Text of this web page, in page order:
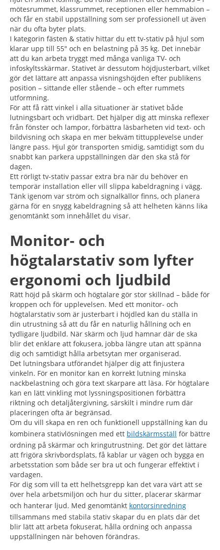
mötesrummet, klassrummet, receptionen eller hemmabion –
och får en stabil uppställning som ser professionell ut även
när du ofta byter plats.
I kategorin fästen & stativ hittar du ett tv-stativ på hjul som
klarar upp till 55" och en belastning på 35 kg. Det innebär
att du kan arbeta tryggt med många vanliga TV- och
infoskyltsskärmar. Stativet är dessutom höjdjusterbart, vilket
gör det lättare att anpassa visningshöjden efter publikens
position – sittande eller stående – och efter rummets
utformning.
För att få rätt vinkel i alla situationer är stativet både
lutningsbart och vridbart. Det hjälper dig att minska reflexer
från fönster och lampor, förbättra läsbarheten vid text- och
bildvisning och skapa en mer bekväm tittupplevelse under
längre pass. Hjul gör transporten smidig, samtidigt som du
snabbt kan parkera uppställningen där den ska stå för
dagen.
Ett rörligt tv-stativ passar extra bra när du behöver en
temporär installation eller vill slippa kabeldragning i vägg.
Tänk igenom var ström och signalkällor finns, och planera
gärna för en snygg kabeldragning så att helheten känns lika
genomtänkt som innehållet du visar.
Monitor- och
högtalarstativ som lyfter
ergonomi och ljudbild
Rätt höjd på skärm och högtalare gör stor skillnad – både för
kroppen och för upplevelsen. Med ett monitor- och
högtalarstativ som är justerbart i höjdled kan du ställa in
din utrustning så att du får en naturlig hållning och en
tydligare ljudbild. När skärm och ljud hamnar där de ska
blir det enklare att fokusera, jobba längre utan att spänna
dig och samtidigt hålla arbetsytan mer organiserad.
Det lutningsbara utförandet hjälper dig att finjustera
vinkeln. För en monitor kan en korrekt lutning minska
nackbelastning och göra text skarpare att läsa. För högtalare
kan en lätt vinkling mot lyssningspositionen förbättra
riktning och detaljåtergivning, särskilt i mindre rum där
placeringen ofta är begränsad.
Om du vill skapa en ren och funktionell uppställning kan du
kombinera stativlösningen med ett bildskärmsställ för bättre
ordning på skärmar och kringutrustning. Det gör det lättare
att frigöra skrivbordsplats, få kablar ur vägen och bygga en
arbetsstation som både ser bra ut och fungerar effektivt i
vardagen.
För dig som vill ta ett helhetsgrepp kan det vara värt att se
över hela arbetsmiljön och hur du sitter, placerar skärmar
och hanterar ljud. Med genomtänkt kontorsinredning
tillsammans med stabila stativ skapar du en plats där det
blir lätt att arbeta fokuserat, hålla ordning och anpassa
uppställningen när behoven förändras.